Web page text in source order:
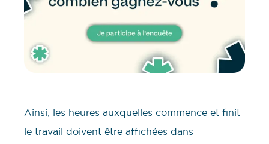
Ainsi, les heures auxquelles commence et finit
le travail doivent être affichées dans